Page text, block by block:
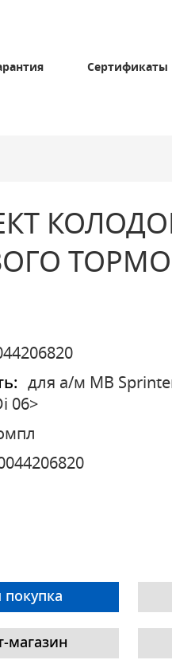
Сертификаты
для а/м MB
06>
покупка
магазин